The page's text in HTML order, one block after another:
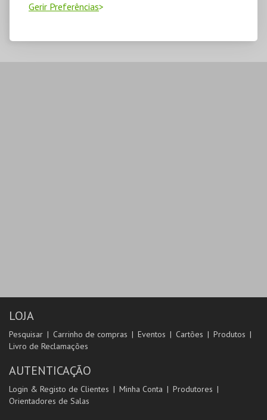
Gerir Preferências
LOJA
Pesquisar Carrinho de compras Eventos Cartões
Produtos
Livro de Reclamações
AUTENTICAÇÃO
Login & Registo de Clientes Minha Conta
Produtores
Orientadores de Salas